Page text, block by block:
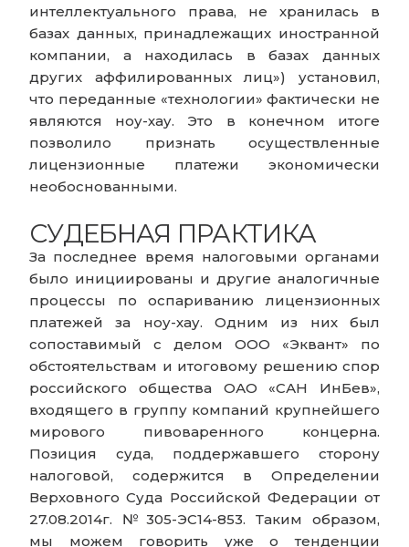
интеллектуального права, не хранилась в
базах данных, принадлежащих иностранной
компании, а находилась в базах данных
других аффилированных лиц») установил,
что переданные «технологии» фактически не
являются ноу-хау. Это в конечном итоге
позволило признать осуществленные
лицензионные платежи экономически
необоснованными.
СУДЕБНАЯ ПРАКТИКА
За последнее время налоговыми органами
было инициированы и другие аналогичные
процессы по оспариванию лицензионных
платежей за ноу-хау. Одним из них был
сопоставимый с делом ООО «Эквант» по
обстоятельствам и итоговому решению спор
российского общества ОАО «САН ИнБев»,
входящего в группу компаний крупнейшего
мирового пивоваренного концерна.
Позиция суда, поддержавшего сторону
налоговой, содержится в Определении
Верховного Суда Российской Федерации от
27.08.2014г. №305-ЭС14-853. Таким образом,
мы можем говорить уже о тенденции